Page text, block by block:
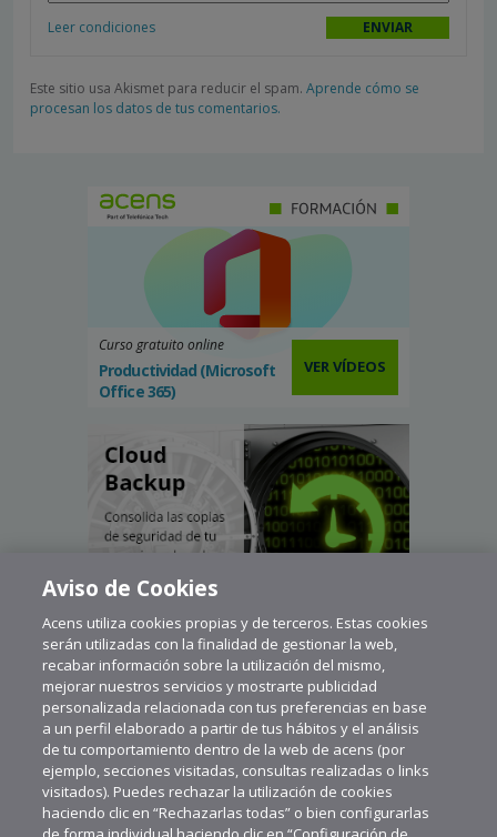
Leer condiciones
Este sitio usa Akismet para reducir el spam. Aprende cómo se
procesan los datos de tus comentarios.
Curso gratuito online
Productividad (Microsoft
Office 365)
VER VÍDEOS
Aviso de Cookies
Acens utiliza cookies propias y de terceros. Estas cookies
serán utilizadas con la finalidad de gestionar la web,
recabar información sobre la utilización del mismo,
mejorar nuestros servicios y mostrarte publicidad
personalizada relacionada con tus preferencias en base
a un perfil elaborado a partir de tus hábitos y el análisis
de tu comportamiento dentro de la web de acens (por
ejemplo, secciones visitadas, consultas realizadas o links
visitados). Puedes rechazar la utilización de cookies
haciendo clic en “Rechazarlas todas” o bien configurarlas